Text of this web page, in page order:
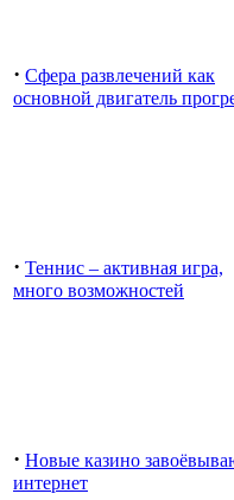
· Сфера развлечений как
основной двигатель
· Теннис – активная игра,
много возможностей
· Новые казино
интернет